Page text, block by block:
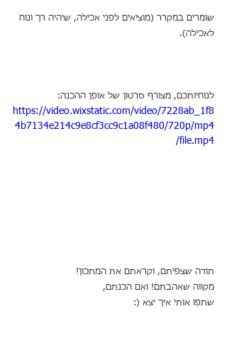
שומרים במקרר (מוציאים לפני אכילה, שיהיה רך ונוח
לאכילה).
לנוחיותכם, מצורף סרטון של אופן ההכנה:
https://video.wixstatic.com/video/7228ab_1f8
4b7134e214c9e8cf3cc9c1a08f480/720p/mp4
/file.mp4
תודה שצפיתם, וקראתם את המתכון!
מקווה שאהבתם! ואם הכנתם,
שתפו אותי איך יצא (: